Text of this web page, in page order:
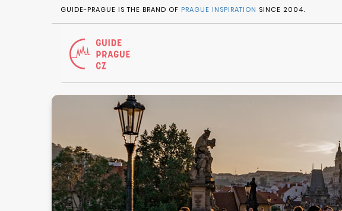
GUIDE-PRAGUE IS THE BRAND OF PRAGUE INSPIRATION SINCE 2004.